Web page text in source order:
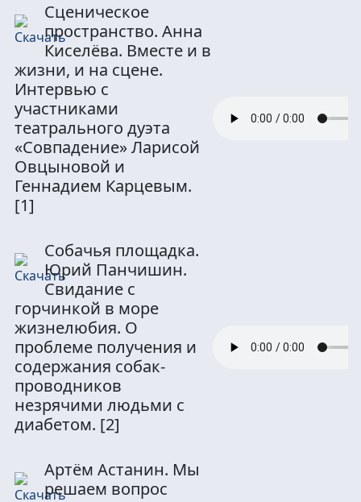
Сценическое
пространство. Анна
Киселёва. Вместе и в
жизни, и на сцене.
Интервью с
участниками
театрального дуэта
«Совпадение» Ларисой
Овцыновой и
Геннадием Карцевым.
[1]
Собачья площадка.
Юрий Панчишин.
Свидание с
горчинкой в море
жизнелюбия. О
проблеме получения и
содержания собак-
проводников
незрячими людьми с
диабетом. [2]
Артём Астанин. Мы
решаем вопрос